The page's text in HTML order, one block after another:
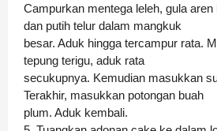
Campurkan mentega leleh, gula
dan putih telur dalam mangkuk
besar. Aduk hingga tercampur rata.
tepung terigu, aduk rata
secukupnya. Kemudian masukkan
Terakhir, masukkan potongan buah
plum. Aduk kembali.